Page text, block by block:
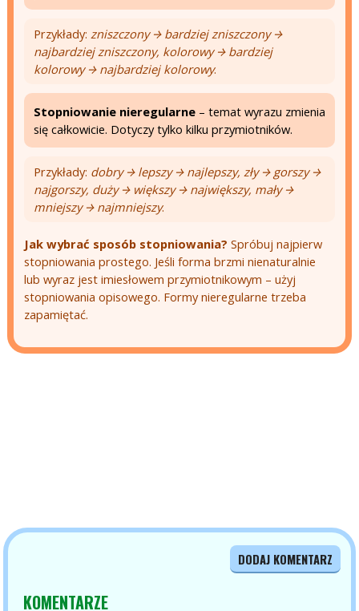
Przykłady: zniszczony → bardziej zniszczony →
najbardziej zniszczony, kolorowy → bardziej
kolorowy → najbardziej kolorowy.
Stopniowanie nieregularne – temat wyrazu zmienia
się całkowicie. Dotyczy tylko kilku przymiotników.
Przykłady: dobry → lepszy → najlepszy, zły → gorszy →
najgorszy, duży → większy → największy, mały →
mniejszy → najmniejszy.
Jak wybrać sposób stopniowania? Spróbuj najpierw
stopniowania prostego. Jeśli forma brzmi nienaturalnie
lub wyraz jest imiesłowem przymiotnikowym – użyj
stopniowania opisowego. Formy nieregularne trzeba
zapamiętać.
DODAJ KOMENTARZ
KOMENTARZE